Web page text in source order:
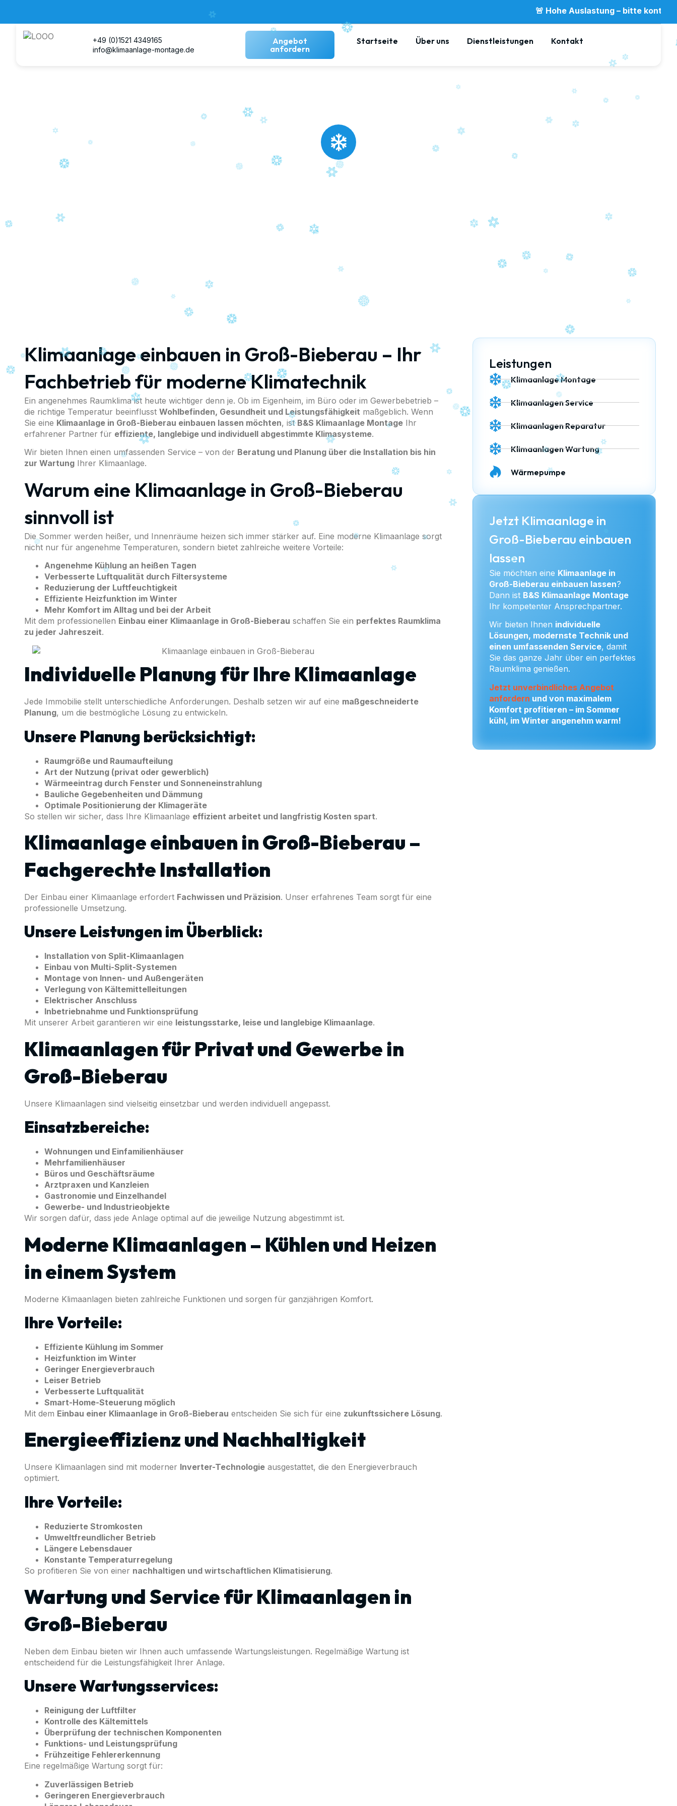
🚨 Hohe Auslastung – bitte kontaktieren Sie uns
+49 (0)1521 4349165
info@klimaanlage-montage.de
Angebot
anfordern
Startseite Über uns Dienstleistungen Kontakt
Klimaanlage Montage in
Professionelle Klimaanlagen Montage für Privat und Gewerbe
Klimaanlage einbauen in Groß-Bieberau – Ihr
Fachbetrieb für moderne Klimatechnik
Ein angenehmes Raumklima ist heute wichtiger denn je. Ob im Eigenheim, im Büro oder im Gewerbebetrieb –
die richtige Temperatur beeinflusst Wohlbefinden, Gesundheit und Leistungsfähigkeit maßgeblich. Wenn
Sie eine Klimaanlage in Groß-Bieberau einbauen lassen möchten, istB&S Klimaanlage Montage Ihr
erfahrener Partner für effiziente, langlebige und individuell abgestimmte Klimasysteme.
Wir bieten Ihnen einen umfassenden Service – von der Beratung und Planung über die Installation bis hin
zur Wartung Ihrer Klimaanlage.
Warum eine Klimaanlage in Groß-Bieberau
sinnvoll ist
Die Sommer werden heißer, und Innenräume heizen sich immer stärker auf. Eine moderne Klimaanlage sorgt
nicht nur für angenehme Temperaturen, sondern bietet zahlreiche weitere Vorteile:
Angenehme Kühlung an heißen Tagen
Verbesserte Luftqualität durch Filtersysteme
Reduzierung der Luftfeuchtigkeit
Effiziente Heizfunktion im Winter
Mehr Komfort im Alltag und bei der Arbeit
Mit dem professionellen Einbau einer Klimaanlage in Groß-Bieberau schaffen Sie ein perfektes Raumklima
zu jeder Jahreszeit.
Individuelle Planung für Ihre Klimaanlage
Jede Immobilie stellt unterschiedliche Anforderungen. Deshalb setzen wir auf eine maßgeschneiderte
Planung, um die bestmögliche Lösung zu entwickeln.
Unsere Planung berücksichtigt:
Raumgröße und Raumaufteilung
Art der Nutzung (privat oder gewerblich)
Wärmeeintrag durch Fenster und Sonneneinstrahlung
Bauliche Gegebenheiten und Dämmung
Optimale Positionierung der Klimageräte
So stellen wir sicher, dass Ihre Klimaanlage effizient arbeitet und langfristig Kosten spart.
Klimaanlage einbauen in Groß-Bieberau –
Fachgerechte Installation
Der Einbau einer Klimaanlage erfordert Fachwissen und Präzision. Unser erfahrenes Team sorgt für eine
professionelle Umsetzung.
Unsere Leistungen im Überblick:
Installation von Split-Klimaanlagen
Einbau von Multi-Split-Systemen
Montage von Innen- und Außengeräten
Verlegung von Kältemittelleitungen
Elektrischer Anschluss
Inbetriebnahme und Funktionsprüfung
Mit unserer Arbeit garantieren wir eine leistungsstarke, leise und langlebige Klimaanlage.
Klimaanlagen für Privat und Gewerbe in
Groß-Bieberau
Unsere Klimaanlagen sind vielseitig einsetzbar und werden individuell angepasst.
Einsatzbereiche:
Wohnungen und Einfamilienhäuser
Mehrfamilienhäuser
Büros und Geschäftsräume
Arztpraxen und Kanzleien
Gastronomie und Einzelhandel
Gewerbe- und Industrieobjekte
Wir sorgen dafür, dass jede Anlage optimal auf die jeweilige Nutzung abgestimmt ist.
Moderne Klimaanlagen – Kühlen und Heizen
in einem System
Moderne Klimaanlagen bieten zahlreiche Funktionen und sorgen für ganzjährigen Komfort.
Ihre Vorteile:
Effiziente Kühlung im Sommer
Heizfunktion im Winter
Geringer Energieverbrauch
Leiser Betrieb
Verbesserte Luftqualität
Smart-Home-Steuerung möglich
Mit dem Einbau einer Klimaanlage in Groß-Bieberau entscheiden Sie sich für eine zukunftssichere Lösung.
Energieeffizienz und Nachhaltigkeit
Unsere Klimaanlagen sind mit moderner Inverter-Technologie ausgestattet, die den Energieverbrauch
optimiert.
Ihre Vorteile:
Reduzierte Stromkosten
Umweltfreundlicher Betrieb
Längere Lebensdauer
Konstante Temperaturregelung
So profitieren Sie von einer nachhaltigen und wirtschaftlichen Klimatisierung.
Wartung und Service für Klimaanlagen in
Groß-Bieberau
Neben dem Einbau bieten wir Ihnen auch umfassende Wartungsleistungen. Regelmäßige Wartung ist
entscheidend für die Leistungsfähigkeit Ihrer Anlage.
Unsere Wartungsservices:
Reinigung der Luftfilter
Kontrolle des Kältemittels
Überprüfung der technischen Komponenten
Funktions- und Leistungsprüfung
Frühzeitige Fehlererkennung
Eine regelmäßige Wartung sorgt für:
Zuverlässigen Betrieb
Geringeren Energieverbrauch
Leistungen
Klimaanlage Montage
Klimaanlagen Service
Klimaanlagen Reparatur
Klimaanlagen Wartung
Wärmepumpe
Jetzt Klimaanlage in
Groß-Bieberau einbauen
lassen
Sie möchten eine Klimaanlage in
Groß-Bieberau einbauen lassen?
Dann ist B&S Klimaanlage Montage
Ihr kompetenter Ansprechpartner.
Wir bieten Ihnen individuelle
Lösungen, modernste Technik und
einen umfassenden Service, damit
Sie das ganze Jahr über ein perfektes
Raumklima genießen.
Jetzt unverbindliches Angebot
anfordern und von maximalem
Komfort profitieren – im Sommer
kühl, im Winter angenehm warm!